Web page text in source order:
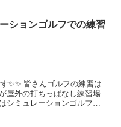
ションゴルフでの練習
✨✨ 皆さんゴルフの練習は
屋外の打ちっぱなし練習場
シミュレーションゴルフ施